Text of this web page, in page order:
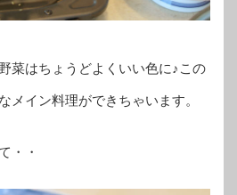
菜はちょうどよくいい色に♪この
メイン料理ができちゃいます。
・・